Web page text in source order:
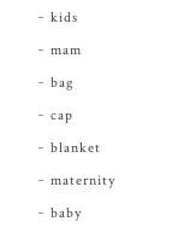
kids
mam
bag
cap
blanket
maternity
baby